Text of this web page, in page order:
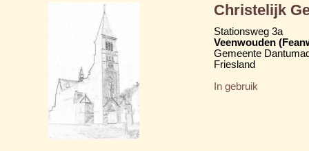
Christelijk
Stationsweg 3a
Veenwouden
Gemeente
Friesland
In gebruik